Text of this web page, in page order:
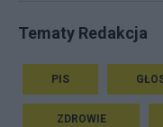
Tematy Redakcja
PIS
ZDROWIE